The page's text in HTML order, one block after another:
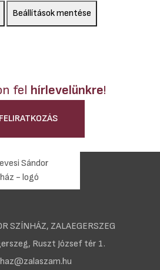
Beállítások mentése
fel hírlevelünkre!
FELIRATKOZÁS
SZÍNHÁZ, ZALAEGERSZEG
Ruszt József tér 1.